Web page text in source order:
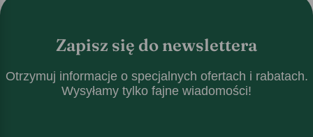
Zapisz się do newslettera
Otrzymuj informacje o specjalnych ofertach i rabatach.
Wysyłamy tylko fajne wiadomości!